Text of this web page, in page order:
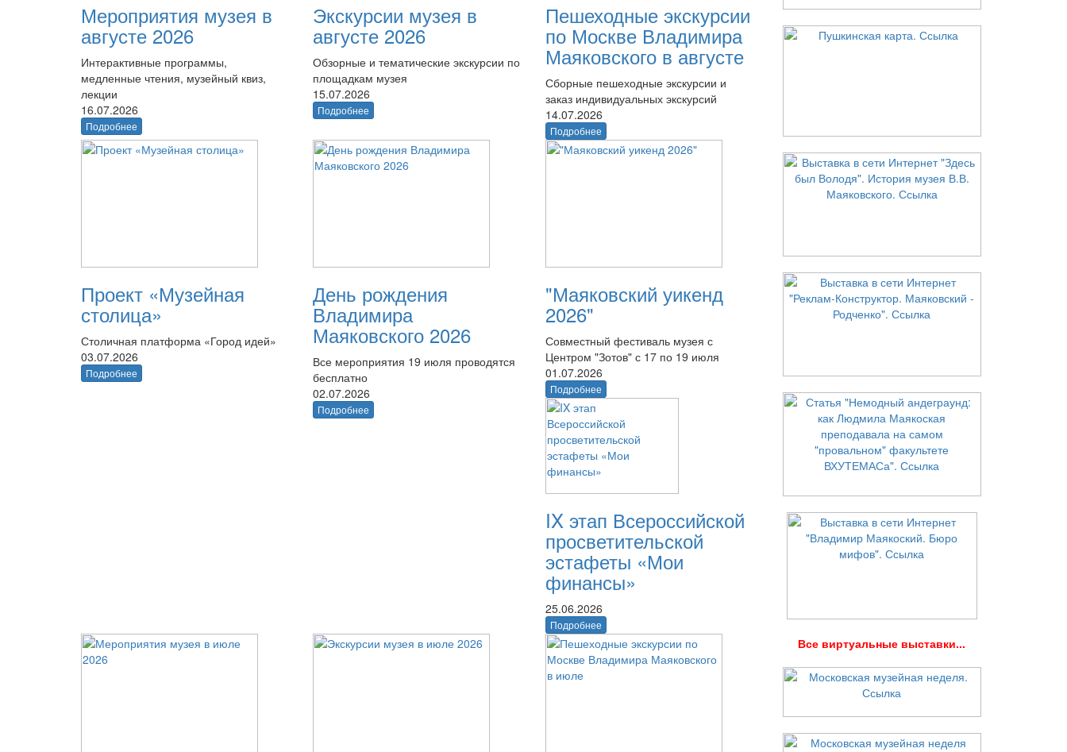
Мероприятия музея в
августе 2026
Интерактивные программы,
медленные чтения, музейный квиз,
лекции
16.07.2026
Подробнее
Экскурсии музея в
августе 2026
Обзорные и тематические экскурсии по
площадкам музея
15.07.2026
Подробнее
Пешеходные экскурсии
по Москве Владимира
Маяковского в августе
Сборные пешеходные экскурсии и
заказ индивидуальных экскурсий
14.07.2026
Подробнее
Проект «Музейная
столица»
Столичная платформа «Город идей»
03.07.2026
Подробнее
День рождения
Владимира
Маяковского 2026
Все мероприятия 19 июля проводятся
бесплатно
02.07.2026
Подробнее
"Маяковский уикенд
2026"
Совместный фестиваль музея с
Центром "Зотов" с 17 по 19 июля
01.07.2026
Подробнее
IX этап Всероссийской
просветительской
эстафеты «Мои
финансы»
25.06.2026
Подробнее
Все виртуальные выставки...